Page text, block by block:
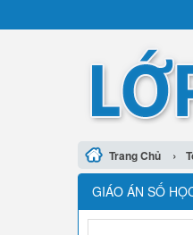
Trang Chủ ›
GIÁO ÁN SỐ